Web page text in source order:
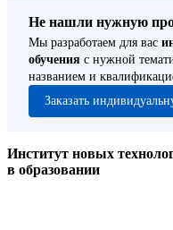
Не нашли нужную
Мы разработаем для вас
обучения с нужной
названием и
Заказать
Институт новых
в образовании